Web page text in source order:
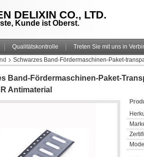
DELIXIN CO., LTD.
Kunde ist Oberst.
Qualitätskontrolle Treten Sie mit uns in
Schwarzes Band-Fördermaschinen-Paket-
Band-Fördermaschinen-Paket-
Antimaterial